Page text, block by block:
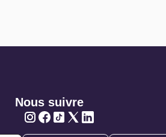
Nous suivre